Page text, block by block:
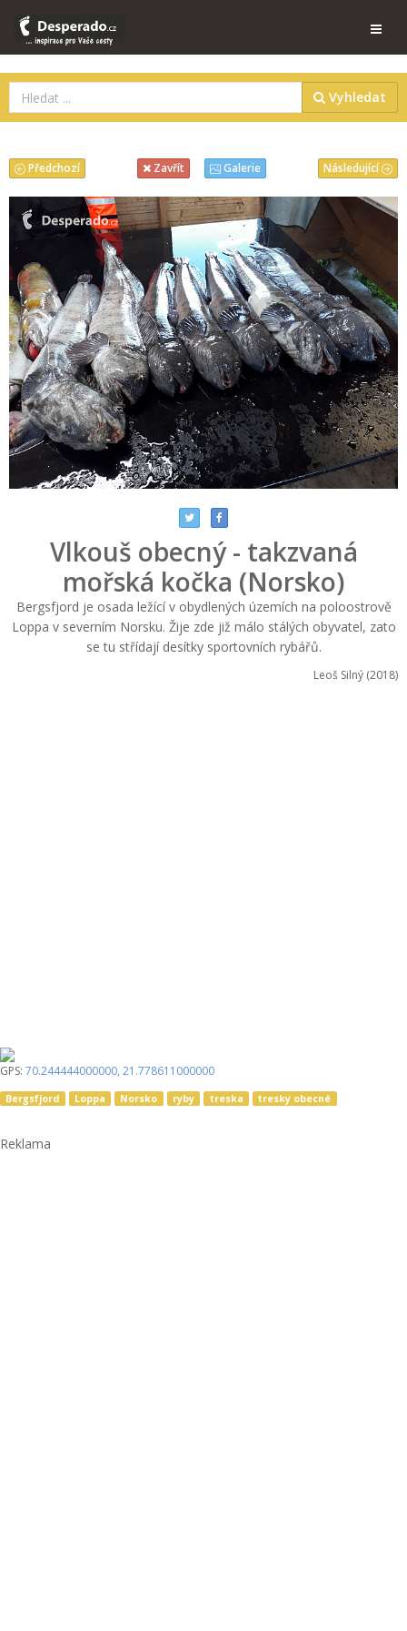
Vyhledat
Následující
Předchozí Zavřít Galerie
Vlkouš obecný - takzvaná
mořská kočka (Norsko)
Bergsfjord je osada ležící v obydlených územích na poloostrově
Loppa v severním Norsku. Žije zde již málo stálých obyvatel, zato
se tu střídají desítky sportovních rybářů.
Leoš Silný (2018)
GPS: 70.244444000000, 21.778611000000
Bergsfjord Loppa Norsko ryby treska tresky obecné
Reklama